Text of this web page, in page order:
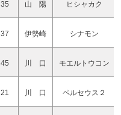
35 山 陽 ヒシャカク
37 伊勢崎 シナモン
45 川 口 モエルトウコン
21 川 口 ペルセウス２